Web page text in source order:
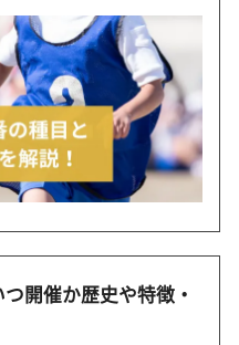
開催か歴史や特徴・